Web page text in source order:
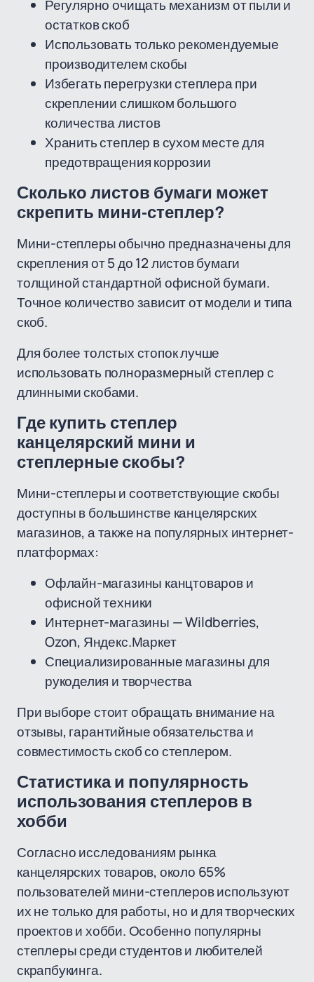
Регулярно очищать механизм от пыли и
остатков скоб
Использовать только рекомендуемые
производителем скобы
Избегать перегрузки степлера при
скреплении слишком большого
количества листов
Хранить степлер в сухом месте для
предотвращения коррозии
Сколько листов бумаги может
скрепить мини-степлер?
Мини-степлеры обычно предназначены для
скрепления от 5 до 12 листов бумаги
толщиной стандартной офисной бумаги.
Точное количество зависит от модели и типа
скоб.
Для более толстых стопок лучше
использовать полноразмерный степлер с
длинными скобами.
Где купить степлер
канцелярский мини и
степлерные скобы?
Мини-степлеры и соответствующие скобы
доступны в большинстве канцелярских
магазинов, а также на популярных интернет-
платформах:
Офлайн-магазины канцтоваров и
офисной техники
Интернет-магазины — Wildberries,
Ozon, Яндекс.Маркет
Специализированные магазины для
рукоделия и творчества
При выборе стоит обращать внимание на
отзывы, гарантийные обязательства и
совместимость скоб со степлером.
Статистика и популярность
использования степлеров в
хобби
Согласно исследованиям рынка
канцелярских товаров, около 65%
пользователей мини-степлеров используют
их не только для работы, но и для творческих
проектов и хобби. Особенно популярны
степлеры среди студентов и любителей
скрапбукинга.